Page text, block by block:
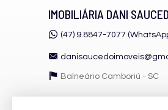
IMOBILIÁRIA DANI
(47) 9.8847-7077
Balneário Camboriú - SC